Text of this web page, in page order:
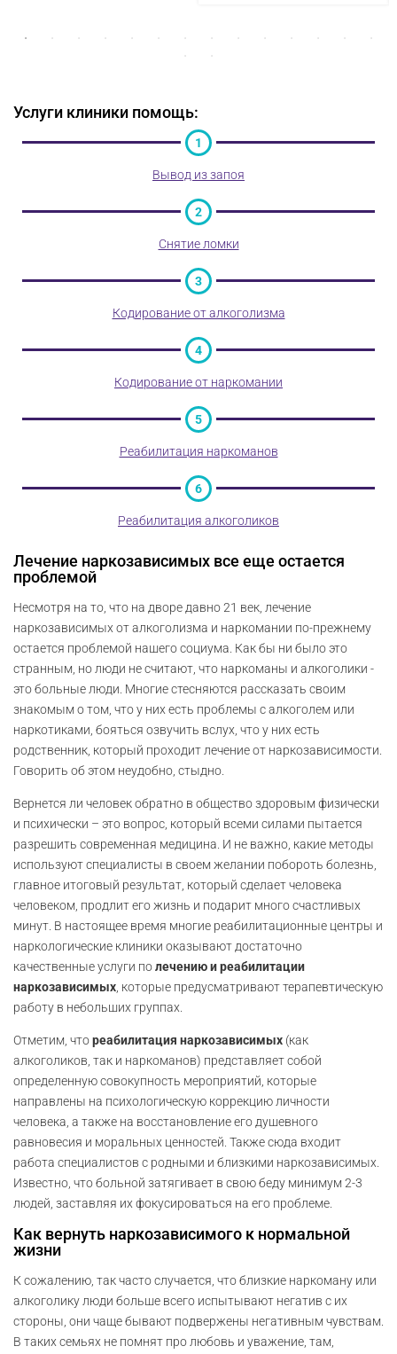
Услуги клиники помощь:
1
Вывод из запоя
2
Снятие ломки
3
Кодирование от алкоголизма
4
Кодирование от наркомании
5
Реабилитация наркоманов
6
Реабилитация алкоголиков
Лечение наркозависимых все еще остается
проблемой
Несмотря на то, что на дворе давно 21 век, лечение
наркозависимых от алкоголизма и наркомании по-прежнему
остается проблемой нашего социума. Как бы ни было это
странным, но люди не считают, что наркоманы и алкоголики -
это больные люди. Многие стесняются рассказать своим
знакомым о том, что у них есть проблемы с алкоголем или
наркотиками, бояться озвучить вслух, что у них есть
родственник, который проходит лечение от наркозависимости.
Говорить об этом неудобно, стыдно.
Вернется ли человек обратно в общество здоровым физически
и психически – это вопрос, который всеми силами пытается
разрешить современная медицина. И не важно, какие методы
используют специалисты в своем желании побороть болезнь,
главное итоговый результат, который сделает человека
человеком, продлит его жизнь и подарит много счастливых
минут. В настоящее время многие реабилитационные центры и
наркологические клиники оказывают достаточно
качественные услуги полечению и реабилитации
наркозависимых, которые предусматривают терапевтическую
работу в небольших группах.
Отметим, чтореабилитация наркозависимых (как
алкоголиков, так и наркоманов) представляет собой
определенную совокупность мероприятий, которые
направлены на психологическую коррекцию личности
человека, а также на восстановление его душевного
равновесия и моральных ценностей. Также сюда входит
работа специалистов с родными и близкими наркозависимых.
Известно, что больной затягивает в свою беду минимум 2-3
людей, заставляя их фокусироваться на его проблеме.
Как вернуть наркозависимого к нормальной
жизни
К сожалению, так часто случается, что близкие наркоману или
алкоголику люди больше всего испытывают негатив с их
стороны, они чаще бывают подвержены негативным чувствам.
В таких семьях не помнят про любовь и уважение, там,